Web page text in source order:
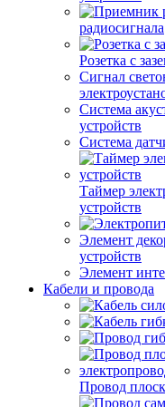
радиосигнала
Розетка с
Сигнал
Система
устройств
Система
Таймер
устройств
Элемент
устройств
Элемент
Кабели и провода
Провод